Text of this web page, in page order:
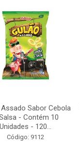
Sabor Cebola
- Contém 10
Unidades - 120...
Código: 9112